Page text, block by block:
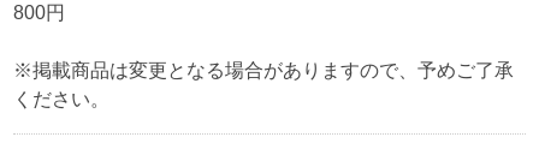
800円
※掲載商品は変更となる場合がありますので、予めご了承
ください。